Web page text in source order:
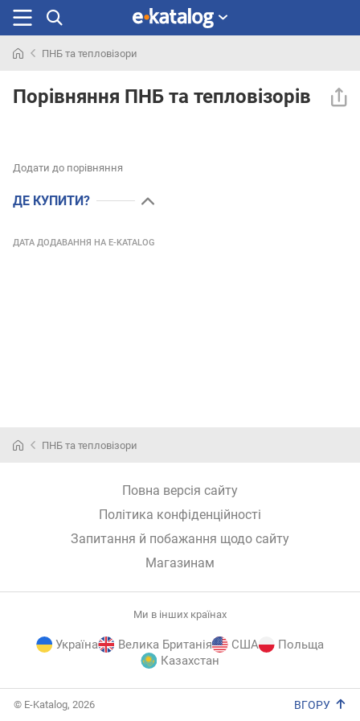
раніше
ПНБ та тепловізори
Порівняння ПНБ та тепловізорів
Додати до порівняння
ДЕ КУПИТИ?
ДАТА ДОДАВАННЯ НА E-KATALOG
ПНБ та тепловізори
Повна версія сайту
Політика конфіденційності
Запитання й побажання щодо сайту
Магазинам
Ми в інших країнах
Україна Велика Британія США
Польща
Казахстан
© E-Katalog, 2026 ВГОРУ